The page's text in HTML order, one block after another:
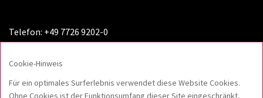
Telefon: +49 7726 9202-0
Fax: +49 7726 9202-8110
Folgen Sie uns!
Cookie-Hinweis
Für ein optimales Surferlebnis verwendet diese Website Cookies.
Ohne Cookies ist der Funktionsumfang dieser Site eingeschränkt,